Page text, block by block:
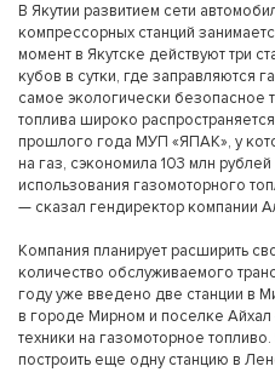
В Якутии развитием сети
компрессорных станций
момент в Якутске действуют три
кубов в сутки, где заправляются
самое экологически безопасное
топлива широко
прошлого года МУП «ЯПАК», у
на газ, сэкономила 103 млн
использования газомоторного
— сказал гендиректор компании
Компания планирует расширить
количество обслуживаемого
году уже введено две станции в
в городе Мирном и поселке
техники на газомоторное
построить еще одну станцию в